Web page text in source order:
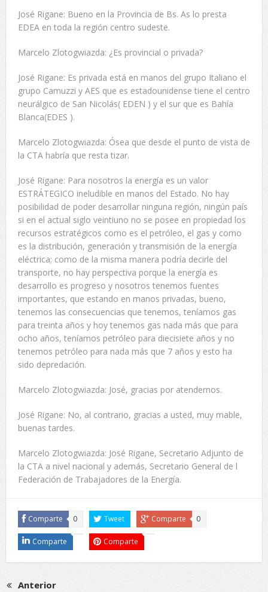
José Rigane: Bueno en la Provincia de Bs. As lo presta
EDEA en toda la región centro sudeste.
Marcelo Zlotogwiazda: ¿Es provincial o privada?
José Rigane: Es privada está en manos del grupo Italiano el
grupo Camuzzi y AES que es estadounidense tiene el centro
neurálgico de San Nicolás( EDEN ) y el sur que es Bahía
Blanca(EDES ).
Marcelo Zlotogwiazda: Ósea que desde el punto de vista de
la CTA habría que resta tizar.
José Rigane: Para nosotros la energía es un valor
ESTRÁTEGICO ineludible en manos del Estado. No hay
posibilidad de poder desarrollar ninguna región, ningún país
si en el actual siglo veintiuno no se posee en propiedad los
recursos estratégicos como es el petróleo, el gas y como
es la distribución, generación y transmisión de la energía
eléctrica; como de la misma manera podría decirle del
transporte, no hay perspectiva porque la energía es
desarrollo es progreso y nosotros tenemos fuentes
importantes, que estando en manos privadas, bueno,
tenemos las consecuencias que tenemos, teníamos gas
para treinta años y hoy tenemos gas nada más que para
ocho años, teníamos petróleo para diecisiete años y no
tenemos petróleo para nada más que 7 años y esto ha
sido depredación.
Marcelo Zlotogwiazda: José, gracias por atendernos.
José Rigane: No, al contrario, gracias a usted, muy mable,
buenas tardes.
Marcelo Zlotogwiazda: José Rigane, Secretario Adjunto de
la CTA a nivel nacional y además, Secretario General de l
Federación de Trabajadores de la Energía.
Comparte 0 Tweet Comparte 0
Comparte Comparte
Anterior